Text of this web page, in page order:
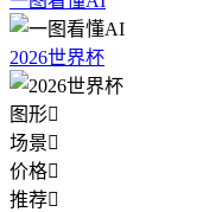
2026世界杯
图形
场景
价格
推荐